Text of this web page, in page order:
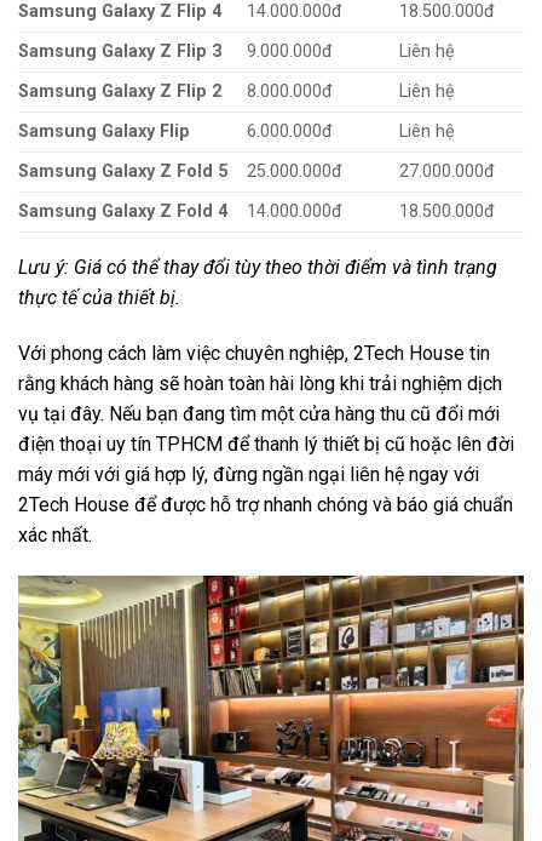
Samsung Galaxy Z Flip 4
14.000.000đ
18.500.000đ
Samsung Galaxy Z Flip 3
9.000.000đ
Liên hệ
Samsung Galaxy Z Flip 2
8.000.000đ
Liên hệ
Samsung Galaxy Flip
6.000.000đ
Liên hệ
Samsung Galaxy Z Fold 5
25.000.000đ
27.000.000đ
Samsung Galaxy Z Fold 4
14.000.000đ 18.500.000đ
Lưu ý: Giá có thể thay đổi tùy theo thời điểm và tình trạng
thực tế của thiết bị.
Với phong cách làm việc chuyên nghiệp, 2Tech House tin
rằng khách hàng sẽ hoàn toàn hài lòng khi trải nghiệm dịch
vụ tại đây. Nếu bạn đang tìm một cửa hàng thu cũ đổi mới
điện thoại uy tín TPHCM để thanh lý thiết bị cũ hoặc lên đời
máy mới với giá hợp lý, đừng ngần ngại liên hệ ngay với
2Tech House để được hỗ trợ nhanh chóng và báo giá chuẩn
xác nhất.